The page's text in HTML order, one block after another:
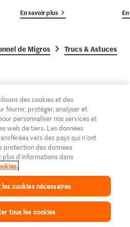
Recettes Mon Migusto
En savoir plus
de Migros Trucs & Astuces
à la newsletter
Instagram
à notre chaîne YouTube
des cookies et des
fournir, protéger, analyser et
personnaliser nos services et
web de tiers. Les données
vers des pays qui n'ont
protection des données
plus d'informations dans
cookies nécessaires
tous les cookies